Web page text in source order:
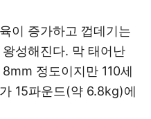
이 증가하고 껍데기는
성해진다. 막 태어난
정도이지만 110세
15파운드(약 6.8kg)에